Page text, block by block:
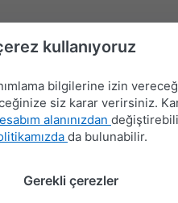
Far
Sinyal-
kullanıyoruz
bilgilerine izin
siz karar verirsiniz.
alanınızdan
da bulunabilir.
Gerekli çerezler